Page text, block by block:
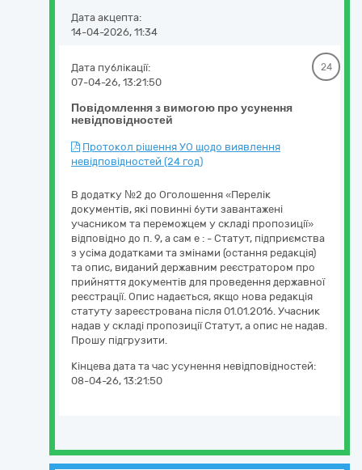
Дата акцепта:
14-04-2026, 11:34
Повідомлення з вимогою про усунення
невідповідностей
Дата публікації:
07-04-26, 13:21:50
24
Протокол рішення УО щодо виявлення
невідповідностей (24 год)
В додатку №2 до Оголошення «Перелік
документів, які повинні бути завантажені
учасником та переможцем у складі пропозиції»
відповідно до п. 9, а сам е : - Статут, підприємства
з усіма додатками та змінами (остання редакція)
та опис, виданий державним реєстратором про
прийняття документів для проведення державної
реєстрації. Опис надається, якщо нова редакція
статуту зареєстрована після 01.01.2016. Учасник
надав у складі пропозиції Статут, а опис не надав.
Прошу підгрузити.
Кінцева дата та час усунення невідповідностей:
08-04-26, 13:21:50